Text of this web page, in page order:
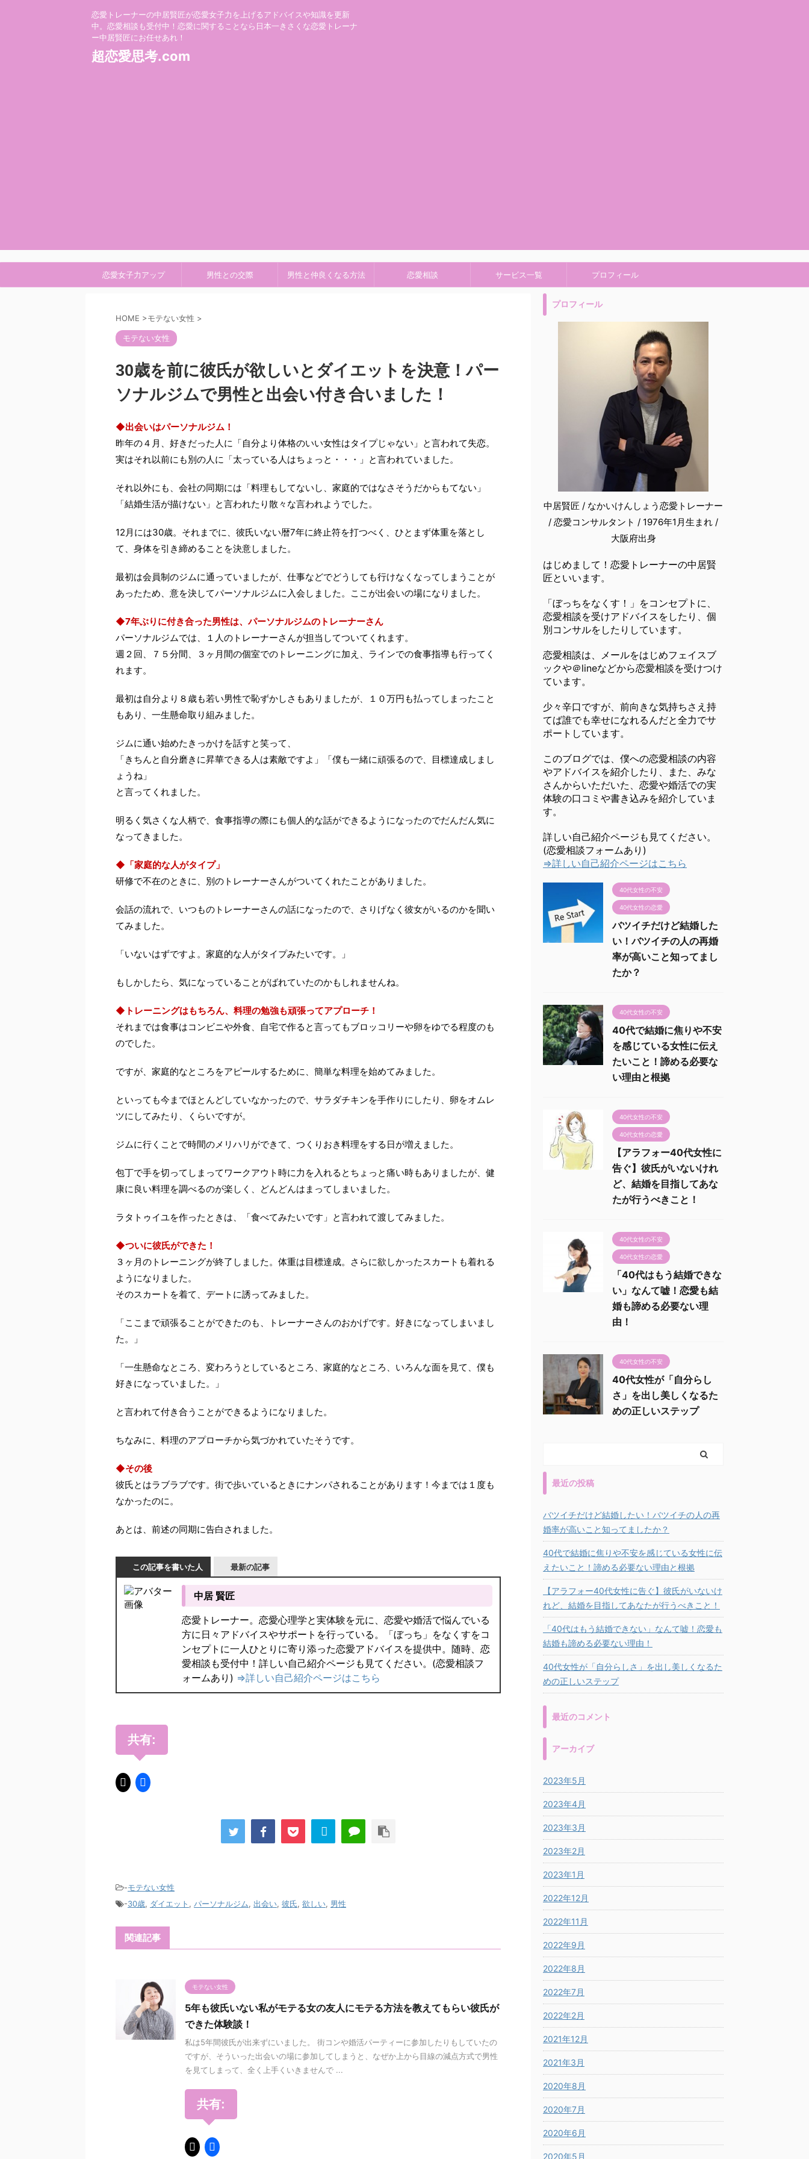
恋愛トレーナーの中居賢匠が恋愛女子力を上げるアドバイスや知識を更新
中。恋愛相談も受付中！恋愛に関することなら日本一きさくな恋愛トレーナ
ー中居賢匠にお任せあれ！
超恋愛思考.com
恋愛女子力アップ 男性との交際 男性と仲良くなる方法 恋愛相談 サービス一覧 プロフィール
HOME >モテない女性 >
モテない女性
30歳を前に彼氏が欲しいとダイエットを決意！パー
ソナルジムで男性と出会い付き合いました！
◆出会いはパーソナルジム！
昨年の４月、好きだった人に「自分より体格のいい女性はタイプじゃない」と言われて失恋。
実はそれ以前にも別の人に「太っている人はちょっと・・・」と言われていました。
それ以外にも、会社の同期には「料理もしてないし、家庭的ではなさそうだからもてない」
「結婚生活が描けない」と言われたり散々な言われようでした。
12月には30歳。それまでに、彼氏いない暦7年に終止符を打つべく、ひとまず体重を落とし
て、身体を引き締めることを決意しました。
最初は会員制のジムに通っていましたが、仕事などでどうしても行けなくなってしまうことが
あったため、意を決してパーソナルジムに入会しました。ここが出会いの場になりました。
◆7年ぶりに付き合った男性は、パーソナルジムのトレーナーさん
パーソナルジムでは、１人のトレーナーさんが担当してついてくれます。
週２回、７５分間、３ヶ月間の個室でのトレーニングに加え、ラインでの食事指導も行ってく
れます。
最初は自分より８歳も若い男性で恥ずかしさもありましたが、１０万円も払ってしまったこと
もあり、一生懸命取り組みました。
ジムに通い始めたきっかけを話すと笑って、
「きちんと自分磨きに昇華できる人は素敵ですよ」「僕も一緒に頑張るので、目標達成しまし
ょうね」
と言ってくれました。
明るく気さくな人柄で、食事指導の際にも個人的な話ができるようになったのでだんだん気に
なってきました。
◆「家庭的な人がタイプ」
研修で不在のときに、別のトレーナーさんがついてくれたことがありました。
会話の流れで、いつものトレーナーさんの話になったので、さりげなく彼女がいるのかを聞い
てみました。
「いないはずですよ。家庭的な人がタイプみたいです。」
もしかしたら、気になっていることがばれていたのかもしれませんね。
◆トレーニングはもちろん、料理の勉強も頑張ってアプローチ！
それまでは食事はコンビニや外食、自宅で作ると言ってもブロッコリーや卵をゆでる程度のも
のでした。
ですが、家庭的なところをアピールするために、簡単な料理を始めてみました。
といっても今までほとんどしていなかったので、サラダチキンを手作りにしたり、卵をオムレ
ツにしてみたり、くらいですが。
ジムに行くことで時間のメリハリができて、つくりおき料理をする日が増えました。
包丁で手を切ってしまってワークアウト時に力を入れるとちょっと痛い時もありましたが、健
康に良い料理を調べるのが楽しく、どんどんはまってしまいました。
ラタトゥイユを作ったときは、「食べてみたいです」と言われて渡してみました。
◆ついに彼氏ができた！
３ヶ月のトレーニングが終了しました。体重は目標達成。さらに欲しかったスカートも着れる
ようになりました。
そのスカートを着て、デートに誘ってみました。
「ここまで頑張ることができたのも、トレーナーさんのおかげです。好きになってしまいまし
た。」
「一生懸命なところ、変わろうとしているところ、家庭的なところ、いろんな面を見て、僕も
好きになっていました。」
と言われて付き合うことができるようになりました。
ちなみに、料理のアプローチから気づかれていたそうです。
◆その後
彼氏とはラブラブです。街で歩いているときにナンパされることがあります！今までは１度も
なかったのに。
あとは、前述の同期に告白されました。
この記事を書いた人 最新の記事
中居 賢匠
恋愛トレーナー。恋愛心理学と実体験を元に、恋愛や婚活で悩んでいる
方に日々アドバイスやサポートを行っている。「ぼっち」をなくすをコ
ンセプトに一人ひとりに寄り添った恋愛アドバイスを提供中。随時、恋
愛相談も受付中！詳しい自己紹介ページも見てください。(恋愛相談フ
ォームあり) ⇒詳しい自己紹介ページはこちら
共有:
-モテない女性
-30歳, ダイエット , パーソナルジム, 出会い, 彼氏, 欲しい, 男性
関連記事
モテない女性
5年も彼氏いない私がモテる女の友人にモテる方法を教えてもらい彼氏が
できた体験談！
私は5年間彼氏が出来ずにいました。 街コンや婚活パーティーに参加したりもしていたの
ですが、そういった出会いの場に参加してしまうと、なぜか上から目線の減点方式で男性
を見てしまって、全く上手くいきませんで ...
共有:
プロフィール
中居賢匠 / なかいけんしょう恋愛トレーナー
/ 恋愛コンサルタント / 1976年1月生まれ /
大阪府出身
はじめまして！恋愛トレーナーの中居賢
匠といいます。
「ぼっちをなくす！」をコンセプトに、
恋愛相談を受けアドバイスをしたり、個
別コンサルをしたりしています。
恋愛相談は、メールをはじめフェイスブ
ックや＠lineなどから恋愛相談を受けつけ
ています。
少々辛口ですが、前向きな気持ちさえ持
てば誰でも幸せになれるんだと全力でサ
ポートしています。
このブログでは、僕への恋愛相談の内容
やアドバイスを紹介したり、また、みな
さんからいただいた、恋愛や婚活での実
体験の口コミや書き込みを紹介していま
す。
詳しい自己紹介ページも見てください。
(恋愛相談フォームあり)
⇒詳しい自己紹介ページはこちら
40代女性の不安
40代女性の恋愛
バツイチだけど結婚した
い！バツイチの人の再婚
率が高いこと知ってまし
たか？
40代女性の不安
40代で結婚に焦りや不安
を感じている女性に伝え
たいこと！諦める必要な
い理由と根拠
40代女性の不安
40代女性の恋愛
【アラフォー40代女性に
告ぐ】彼氏がいないけれ
ど、結婚を目指してあな
たが行うべきこと！
40代女性の不安
40代女性の恋愛
「40代はもう結婚できな
い」なんて嘘！恋愛も結
婚も諦める必要ない理
由！
40代女性の不安
40代女性が「自分らし
さ」を出し美しくなるた
めの正しいステップ
最近の投稿
バツイチだけど結婚したい！バツイチの人の再
婚率が高いこと知ってましたか？
40代で結婚に焦りや不安を感じている女性に伝
えたいこと！諦める必要ない理由と根拠
【アラフォー40代女性に告ぐ】彼氏がいないけ
れど、結婚を目指してあなたが行うべきこと！
「40代はもう結婚できない」なんて嘘！恋愛も
結婚も諦める必要ない理由！
40代女性が「自分らしさ」を出し美しくなるた
めの正しいステップ
最近のコメント
アーカイブ
2023年5月
2023年4月
2023年3月
2023年2月
2023年1月
2022年12月
2022年11月
2022年9月
2022年8月
2022年7月
2022年2月
2021年12月
2021年3月
2020年8月
2020年7月
2020年6月
2020年5月